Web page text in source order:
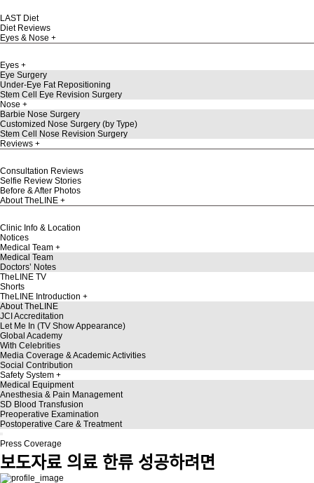
LAST Diet
Diet Reviews
Eyes & Nose
Eyes
Eye Surgery
Under-Eye Fat Repositioning
Stem Cell Eye Revision Surgery
Nose
Barbie Nose Surgery
Customized Nose Surgery (by Type)
Stem Cell Nose Revision Surgery
Reviews
Consultation Reviews
Selfie Review Stories
Before & After Photos
About TheLINE
Clinic Info & Location
Notices
Medical Team
Medical Team
Doctors’ Notes
TheLINE TV
Shorts
TheLINE Introduction
About TheLINE
JCI Accreditation
Let Me In (TV Show Appearance)
Global Academy
With Celebrities
Media Coverage & Academic Activities
Social Contribution
Safety System
Medical Equipment
Anesthesia & Pain Management
SD Blood Transfusion
Preoperative Examination
Postoperative Care & Treatment
Press Coverage
보도자료 의료 한류 성공하려면